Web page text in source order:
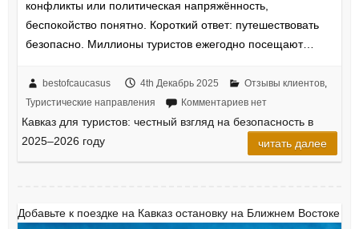
конфликты или политическая напряжённость,
беспокойство понятно. Короткий ответ: путешествовать
безопасно. Миллионы туристов ежегодно посещают…
bestofcaucasus 4th Декабрь 2025 Отзывы клиентов,
Туристические направления
Комментариев нет
Кавказ для туристов: честный взгляд на безопасность в
2025–2026 году
читать далее
Добавьте к поездке на Кавказ остановку на Ближнем Востоке